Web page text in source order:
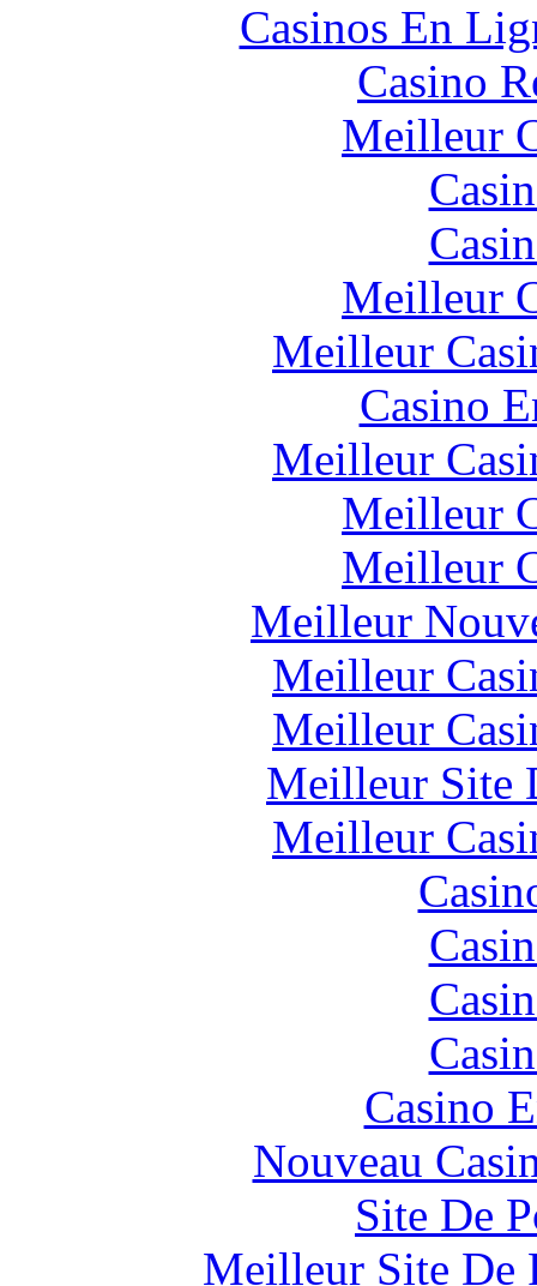
Casinos En
Casino
Meilleur
Meilleur
Meilleur
Casino
Meilleur
Meilleur
Meilleur
Meilleur
Meilleur
Meilleur
Meilleur Site
Meilleur
Casino
Nouveau
Site De
Meilleur Site De